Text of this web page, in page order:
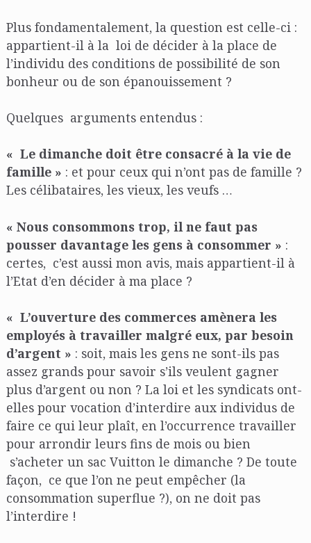
Plus fondamentalement, la question est celle-ci :
appartient-il à la loi de décider à la place de
l’individu des conditions de possibilité de son
bonheur ou de son épanouissement ?
Quelques arguments entendus :
« Le dimanche doit être consacré à la vie de
famille » : et pour ceux qui n’ont pas de famille ?
Les célibataires, les vieux, les veufs …
« Nous consommons trop, il ne faut pas
pousser davantage les gens à consommer » :
certes, c’est aussi mon avis, mais appartient-il à
l’Etat d’en décider à ma place ?
« L’ouverture des commerces amènera les
employés à travailler malgré eux, par besoin
d’argent » : soit, mais les gens ne sont-ils pas
assez grands pour savoir s’ils veulent gagner
plus d’argent ou non ? La loi et les syndicats ont-
elles pour vocation d’interdire aux individus de
faire ce qui leur plaît, en l’occurrence travailler
pour arrondir leurs fins de mois ou bien
s’acheter un sac Vuitton le dimanche ? De toute
façon, ce que l’on ne peut empêcher (la
consommation superflue ?), on ne doit pas
l’interdire !